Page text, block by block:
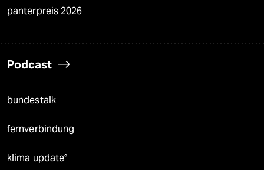
panterpreis 2026
Podcast
bundestalk
fernverbindung
klima update°